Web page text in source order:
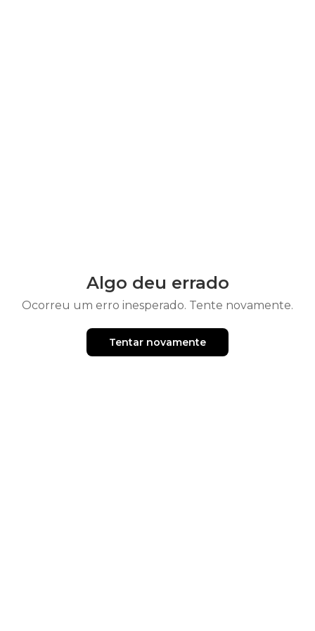
Algo deu errado
Ocorreu um erro inesperado. Tente novamente.
Tentar novamente